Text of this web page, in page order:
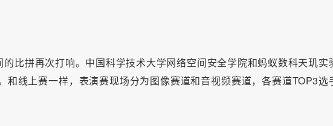
比拼再次打响。中国科学技术大学网络空间安全学院和蚂蚁数科天玑实
和线上赛一样，表演赛现场分为图像赛道和音视频赛道，各赛道TOP3选